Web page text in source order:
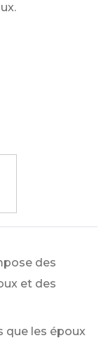
des
et des
que les époux